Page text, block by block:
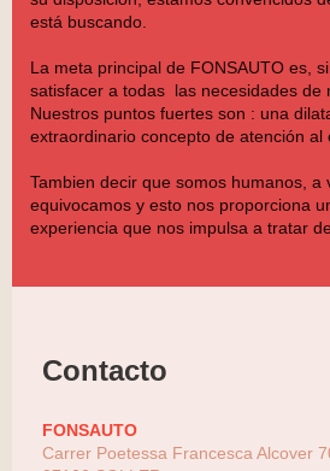
está buscando.
La meta principal de FONSAUTO es,
satisfacer a todas las necesidades de
Nuestros puntos fuertes son : una
extraordinario concepto de atención al
Tambien decir que somos humanos, a
equivocamos y esto nos proporciona
experiencia que nos impulsa a tratar
Contacto
FONSAUTO
Carrer Poetessa Francesca Alcover